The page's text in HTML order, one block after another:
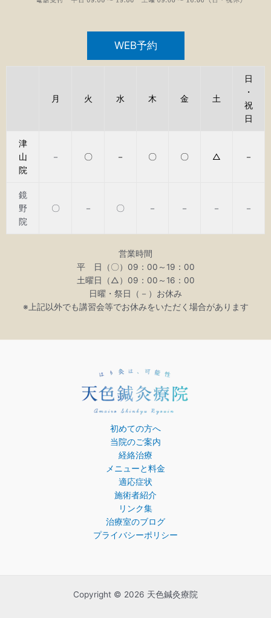
WEB予約
月 火 水 木 金 土
日
・
祝
日
津
山
院
－ 〇 － 〇 〇 △ －
鏡
野
院
〇 － 〇 － － － －
営業時間
平 日（〇）09：00～19：00
土曜日（△）09：00～16：00
日曜・祭日（－）お休み
※上記以外でも講習会等でお休みをいただく場合があります
初めての方へ
当院のご案内
経絡治療
メニューと料金
適応症状
施術者紹介
リンク集
治療室のブログ
プライバシーポリシー
Copyright © 2026 天色鍼灸療院